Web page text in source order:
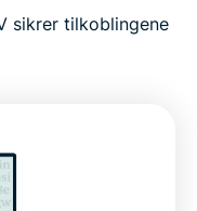
Apple TV
sikrer tilkoblingene